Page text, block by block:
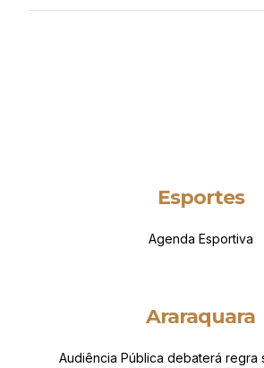
Esportes
Agenda Esportiva
Araraquara
Audiência Pública debaterá regra